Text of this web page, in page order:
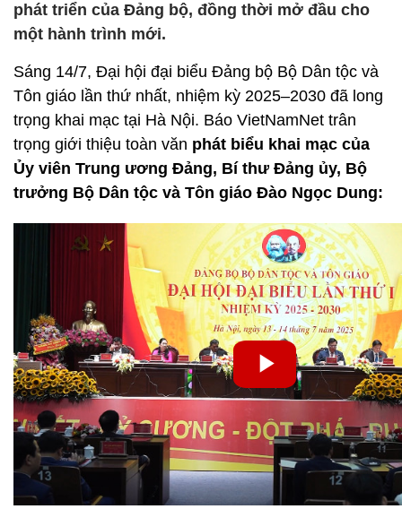
phát triển của Đảng bộ, đồng thời mở đầu cho
một hành trình mới.
Sáng 14/7, Đại hội đại biểu Đảng bộ Bộ Dân tộc và
Tôn giáo lần thứ nhất, nhiệm kỳ 2025–2030 đã long
trọng khai mạc tại Hà Nội. Báo VietNamNet trân
trọng giới thiệu toàn văn phát biểu khai mạc của
Ủy viên Trung ương Đảng, Bí thư Đảng ủy, Bộ
trưởng Bộ Dân tộc và Tôn giáo Đào Ngọc Dung: